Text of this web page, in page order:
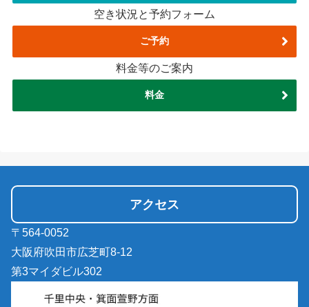
空き状況と予約フォーム
ご予約
料金等のご案内
料金
アクセス
〒564-0052
大阪府吹田市広芝町8-12
第3マイダビル302